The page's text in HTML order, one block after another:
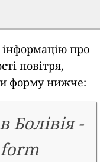
про
повітря,
форму нижче:
Болівія-